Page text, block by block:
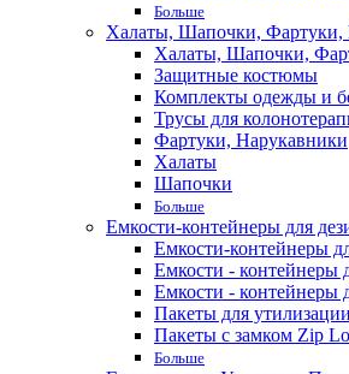
Больше
Халаты, Шапочки,
Халаты, Шапочки,
Защитные костюмы
Комплекты одежды и
Трусы для
Фартуки, Нарукавники
Халаты
Шапочки
Больше
Емкости-контейнеры для
Емкости-контейнеры
Емкости - контейнеры
Емкости - контейнеры
Пакеты для
Пакеты с замком Zip
Больше